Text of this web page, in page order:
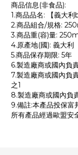
商品信息(非食品):
1.商品品名: 【義大
2.商品組合/規格:
3.商品重(容)量:
4.原產地(國): 義大利
5.商品保存期限: 5年
6.製造廠商或國內負
7.製造廠商或國內負
之1
8.製造廠商或國內
9.備註:本產品投保
所有產品經過歐盟安